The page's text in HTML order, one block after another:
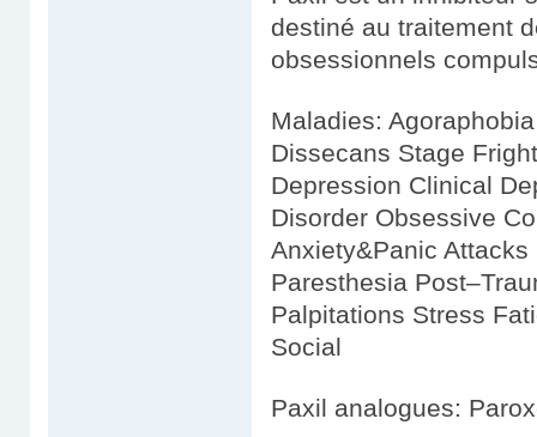
destiné au traitement
obsessionnels
Maladies:
Dissecans Stage
Depression Clinical
Disorder Obsessive
Anxiety&Panic
Paresthesia
Palpitations Stress
Social
Paxil analogues: